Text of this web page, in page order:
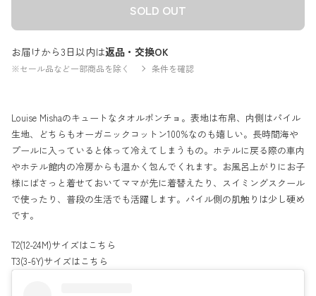
SOLD OUT
お届けから3日以内は返品・交換OK
※セール品など一部商品を除く 条件を確認
Louise Mishaのキュートなタオルポンチョ。表地は布帛、内側はパイル
生地、どちらもオーガニックコットン100%なのも嬉しい。長時間海や
プールに入っていると体って冷えてしまうもの。ホテルに戻る際の車内
やホテル館内の冷房からも温かく包んでくれます。お風呂上がりにお子
様にばさっと着せておいてママが先に着替えたり、スイミングスクール
で使ったり、普段の生活でも活躍します。パイル側の肌触りは少し硬め
です。
T2(12-24M)サイズはこちら
T3(3-6Y)サイズはこちら